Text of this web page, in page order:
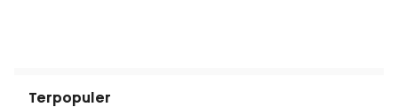
Terpopuler